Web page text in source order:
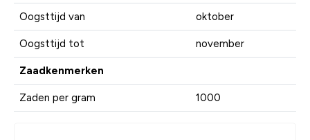
Oogsttijd van oktober
Oogsttijd tot november
Zaadkenmerken
Zaden per gram 1000